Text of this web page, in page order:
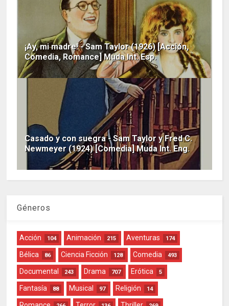
¡Ay, mi madre! - Sam Taylor (1926) [Acción,
Comedia, Romance] Muda Int. Esp.
Casado y con suegra - Sam Taylor y Fred C.
Newmeyer (1924) [Comedia] Muda Int. Eng.
Géneros
Acción 104 Animación 215 Aventuras 174
Bélica 86 Ciencia Ficción 128 Comedia 493
Documental 243 Drama 707 Erótica 5
Fantasía 88 Musical 97 Religión 14